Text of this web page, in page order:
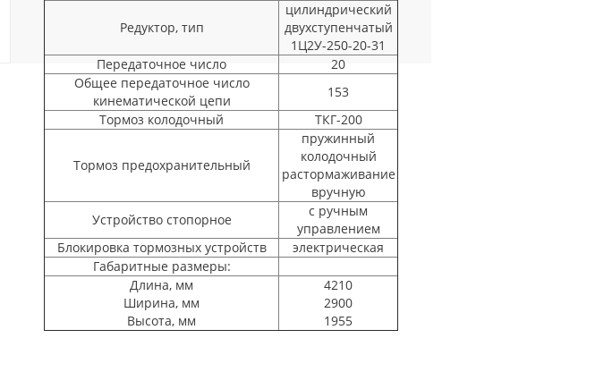
Редуктор, тип
цилиндрический
двухступенчатый
1Ц2У-250-20-31
Передаточное число
20
Общее передаточное число
кинематической цепи
153
Тормоз колодочный
ТКГ-200
Тормоз предохранительный
пружинный
колодочный
растормаживание
вручную
Устройство стопорное
с ручным
управлением
Блокировка тормозных устройств
электрическая
Габаритные размеры:
Длина, мм
Ширина, мм
Высота, мм
4210
2900
1955